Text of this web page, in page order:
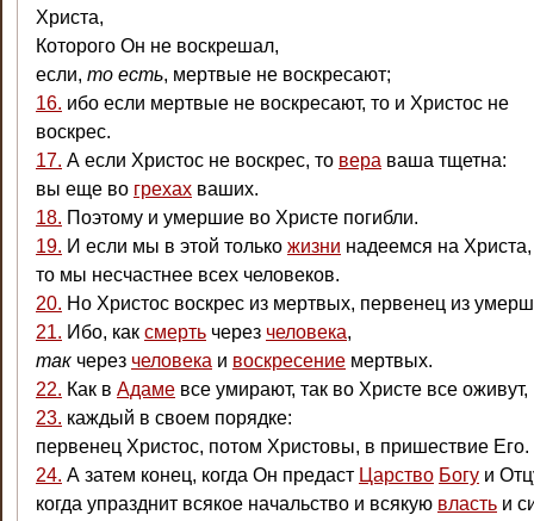
Христа,
Которого Он не воскрешал,
если, то есть, мертвые не воскресают;
16. ибо если мертвые не воскресают, то и Христос не
воскрес.
17. А если Христос не воскрес, то вера ваша тщетна:
вы еще во грехах ваших.
18. Поэтому и умершие во Христе погибли.
19. И если мы в этой только жизни надеемся на Христа,
то мы несчастнее всех человеков.
20. Но Христос воскрес из мертвых, первенец из
21. Ибо, как смерть через человека,
так через человека и воскресение мертвых.
22. Как в Адаме все умирают, так во Христе все оживут,
23. каждый в своем порядке:
первенец Христос, потом Христовы, в пришествие Его.
24. А затем конец, когда Он предаст Царство Богу и
когда упразднит всякое начальство и всякую власть и